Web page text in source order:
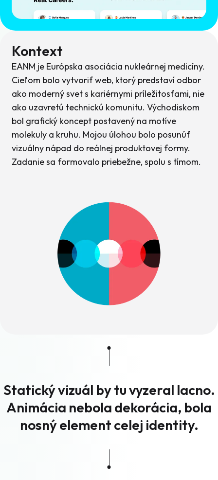
Kontext
EANM je Európska asociácia nukleárnej medicíny.
Cieľom bolo vytvoriť web, ktorý predstaví odbor
ako moderný svet s kariérnymi príležitosťami, nie
ako uzavretú technickú komunitu. Východiskom
bol grafický koncept postavený na motíve
molekuly a kruhu. Mojou úlohou bolo posunúť
vizuálny nápad do reálnej produktovej formy.
Zadanie sa formovalo priebežne, spolu s tímom.
Statický vizuál by tu vyzeral lacno.
Animácia nebola dekorácia, bola
nosný element celej identity.